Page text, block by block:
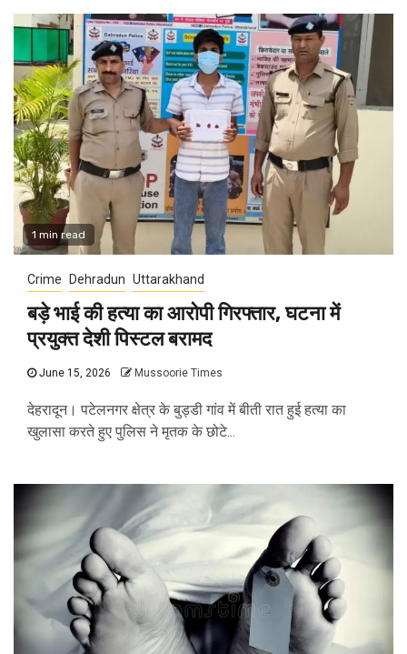
1 min read
Crime Dehradun Uttarakhand
बड़े भाई की हत्या का आरोपी गिरफ्तार, घटना में
प्रयुक्त देशी पिस्टल बरामद
June 15, 2026 Mussoorie Times
देहरादून। पटेलनगर क्षेत्र के बुड्डी गांव में बीती रात हुई हत्या का
खुलासा करते हुए पुलिस ने मृतक के छोटे...